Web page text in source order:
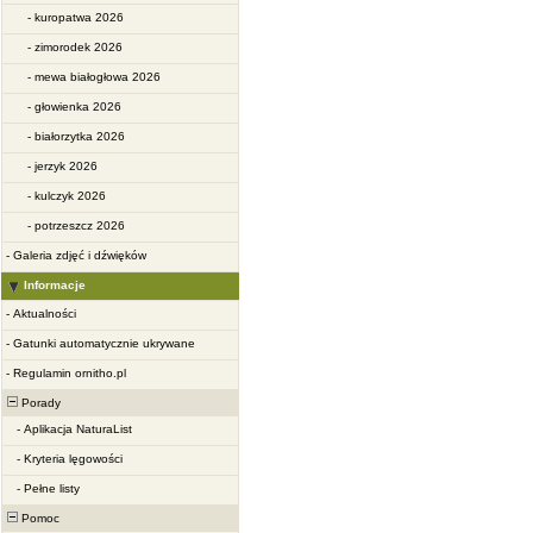
- kuropatwa 2026
- zimorodek 2026
- mewa białogłowa 2026
- głowienka 2026
- białorzytka 2026
- jerzyk 2026
- kulczyk 2026
- potrzeszcz 2026
- Galeria zdjęć i dźwięków
Informacje
- Aktualności
- Gatunki automatycznie ukrywane
- Regulamin ornitho.pl
Porady
- Aplikacja NaturaList
- Kryteria lęgowości
- Pełne listy
Pomoc